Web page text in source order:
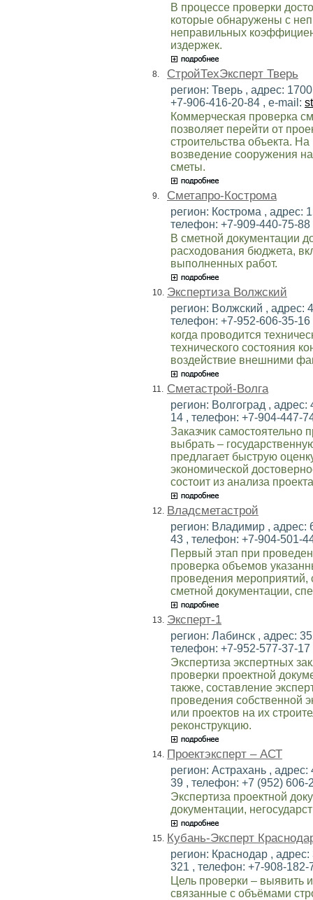
В процессе проверки
которые обнаружены с
неправильных
издержек.
8. СтройТехЭксперт Тверь
регион: Тверь , адрес:
+7-906-416-20-84 , e-mail:
Коммерческая проверка
позволяет перейти от
строительства объекта.
возведение сооружения
сметы.
9. Сметапро-Кострома
регион: Кострома , адрес:
телефон: +7-909-440-75-
В сметной документации
расходования бюджета,
выполненных работ.
10. Экспертиза Волжский
регион: Волжский , адрес:
телефон: +7-952-606-35-
когда проводится
технического состояния
воздействие внешними
11. Сметастрой-Волга
регион: Волгоград , адрес:
14 , телефон: +7-904-447-
Заказчик самостоятельно
выбрать –
предлагает быструю
экономической
состоит из анализа
12. Владсметастрой
регион: Владимир , адрес:
43 , телефон: +7-904-501-
Первый этап при
проверка объемов
проведения
сметной документации,
13. Эксперт-1
регион: Лабинск , адрес:
телефон: +7-952-577-37-
Экспертиза экспертных
проверки проектной
также, составление
проведения собственной
или проектов на их
реконструкцию.
14. Проектэксперт – АСТ
регион: Астрахань ,
39 , телефон: +7 (952)
Экспертиза проектной
документации,
15. Кубань-Эксперт
регион: Краснодар ,
321 , телефон: +7-908-
Цель проверки – выявить
связанные с объёмами